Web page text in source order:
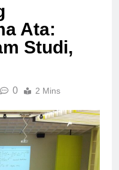
Ata:
Studi,
0 2 Mins